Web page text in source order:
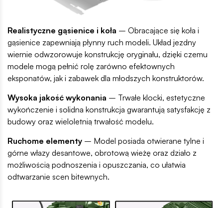
Realistyczne gąsienice i koła – Obracające się koła i
gąsienice zapewniają płynny ruch modeli. Układ jezdny
wiernie odwzorowuje konstrukcję oryginału, dzięki czemu
modele mogą pełnić rolę zarówno efektownych
eksponatów, jak i zabawek dla młodszych konstruktorów.
Wysoka jakość wykonania – Trwałe klocki, estetyczne
wykończenie i solidna konstrukcja gwarantują satysfakcję z
budowy oraz wieloletnią trwałość modelu.
Ruchome elementy – Model posiada otwierane tylne i
górne włazy desantowe, obrotową wieżę oraz działo z
możliwością podnoszenia i opuszczania, co ułatwia
odtwarzanie scen bitewnych.